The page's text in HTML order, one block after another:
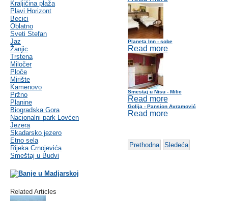
Kraljičina plaža
Plavi Horizont
Becici
Oblatno
Sveti Stefan
Jaz
Žanjic
Trstena
Miločer
Ploče
Mirište
Kamenovo
Pržno
Planine
Biogradska Gora
Nacionalni park Lovćen
Jezera
Skadarsko jezero
Etno sela
Rijeka Crnojevića
Smeštaj u Budvi
Related Articles
Planeta Inn - sobe
Read more
Smestaj u Nisu - Milic
Read more
Golija - Pansion Avramović
Read more
Prethodna Sledeća